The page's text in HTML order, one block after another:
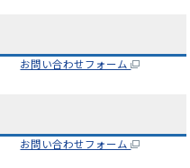
お問い合わせフォーム
お問い合わせフォーム